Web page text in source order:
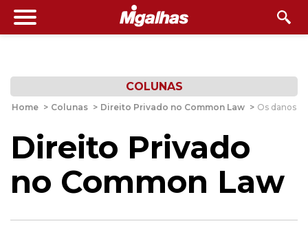
COLUNAS
Home > Colunas > Direito Privado no Common Law > Os danos
Direito Privado
no Common Law